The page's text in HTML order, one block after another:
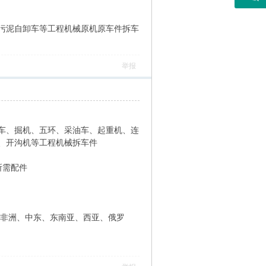
泥自卸车等工程机械原机原车件拆车
举报
、掘机、五环、采油车、起重机、连
开沟机等工程机械拆车件
需配件
洲、中东、东南亚、西亚、俄罗